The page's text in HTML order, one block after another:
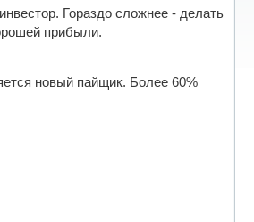
Гораздо сложнее - делать
прибыли.
новый пайщик. Более 60%